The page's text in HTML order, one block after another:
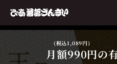
月額990円
(税込1,089円)
の